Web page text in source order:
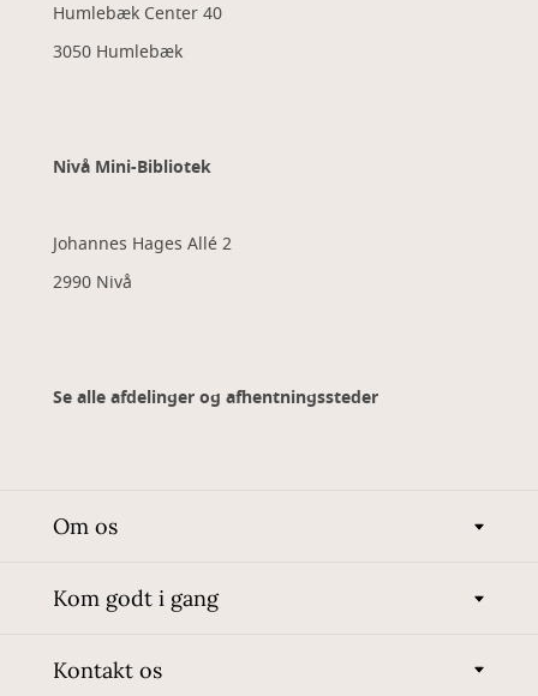
Humlebæk Center 40
3050 Humlebæk
Nivå Mini-Bibliotek
Johannes Hages Allé 2
2990 Nivå
Se alle afdelinger og afhentningssteder
Om os
Kom godt i gang
Kontakt os